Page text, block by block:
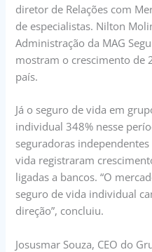
diretor de Relações com
de especialistas. Nilton
Administração da MAG
mostram o crescimento de
país.
Já o seguro de vida em
individual 348% nesse
seguradoras
vida registraram
ligadas a bancos. “O
seguro de vida individual
direção”, concluiu.
Josusmar Souza, CEO do